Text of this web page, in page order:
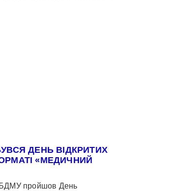
ДЕНЬ ВІДКРИТИХ
«МЕДИЧНИЙ
БДМУ пройшов День